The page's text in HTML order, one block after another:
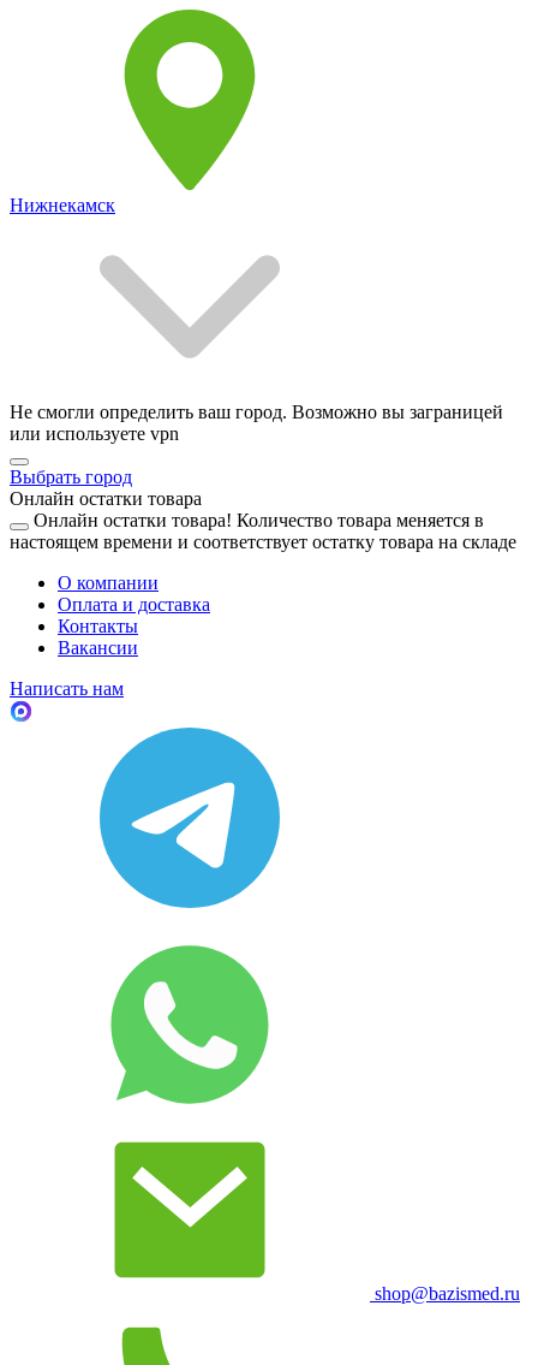
Нижнекамск
Не смогли определить ваш город. Возможно вы заграницей
или используете vpn
Выбрать город
Онлайн остатки товара
Онлайн остатки товара! Количество товара меняется в
настоящем времени и соответствует остатку товара на складе
О компании
Оплата и доставка
Контакты
Вакансии
Написать нам
shop@bazismed.ru